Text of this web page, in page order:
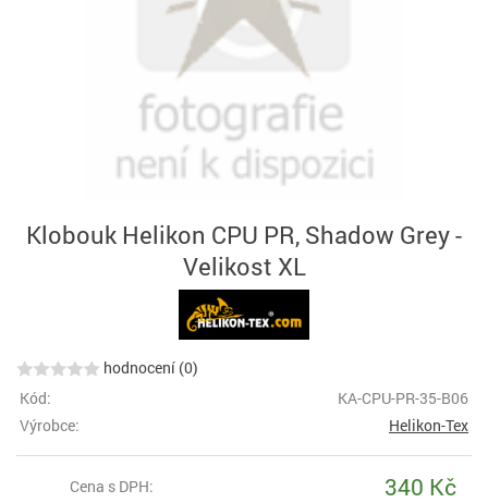
Klobouk Helikon CPU PR, Shadow Grey -
Velikost XL
hodnocení (0)
Kód:
KA-CPU-PR-35-B06
Výrobce:
Helikon-Tex
Cena s DPH: 340 Kč